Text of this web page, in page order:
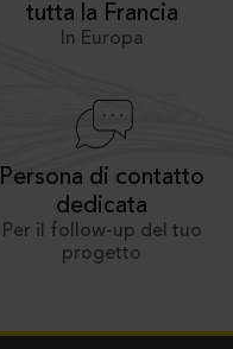
tutta la Francia
In Europa
Persona di contatto
dedicata
Per il follow-up del tuo
progetto